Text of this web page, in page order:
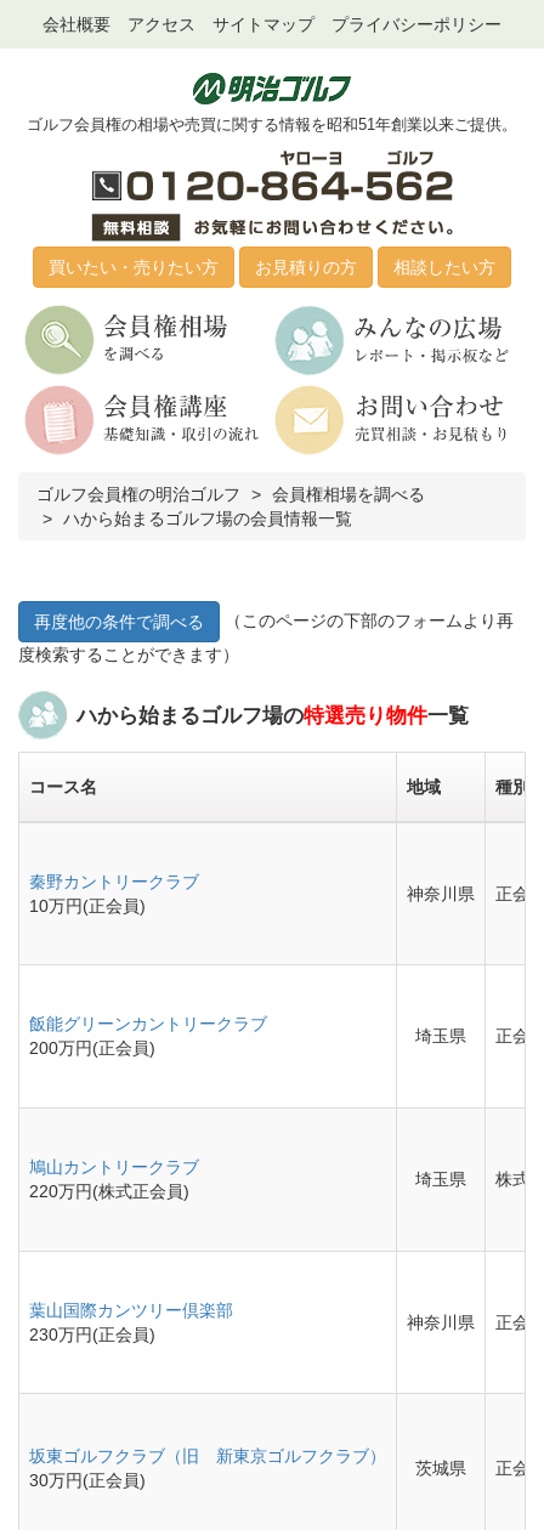
会社概要 アクセス サイトマップ プライバシーポリシー
ゴルフ会員権の相場や売買に関する情報を昭和51年創業以来ご提供。
買いたい・売りたい方 お見積りの方 相談したい方
ゴルフ会員権の明治ゴルフ
会員権相場を調べる
ハから始まるゴルフ場の会員情報一覧
再度他の条件で調べる
（このページの下部のフォームより再
度検索することができます）
ハから始まるゴルフ場の特選売り物件一覧
コース名 地域 種別
秦野カントリークラブ
10万円(正会員)
神奈川県 正会
飯能グリーンカントリークラブ
200万円(正会員)
埼玉県 正会
鳩山カントリークラブ
220万円(株式正会員)
埼玉県 株式
葉山国際カンツリー倶楽部
230万円(正会員)
神奈川県 正会
坂東ゴルフクラブ（旧 新東京ゴルフクラブ）
30万円(正会員)
茨城県 正会